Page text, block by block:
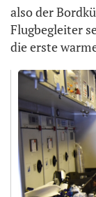
also der
Flugbegleiter
die erste